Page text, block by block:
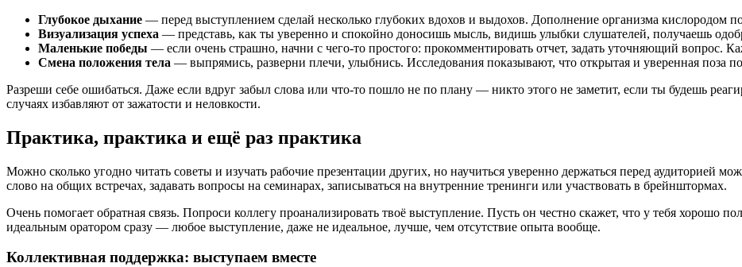
Глубокое дыхание — перед выступлением сделай несколько глубоких вдохов и выдохов. Дополнение организма кислородом
Визуализация успеха — представь, как ты уверенно и спокойно доносишь мысль, видишь улыбки слушателей, получаешь
Маленькие победы — если очень страшно, начни с чего-то простого: прокомментировать отчет, задать уточняющий вопрос.
Смена положения тела — выпрямись, разверни плечи, улыбнись. Исследования показывают, что открытая и уверенная поза
Разреши себе ошибаться. Даже если вдруг забыл слова или что-то пошло не по плану — никто этого не заметит, если ты будешь
случаях избавляют от зажатости и неловкости.
Практика, практика и ещё раз практика
Можно сколько угодно читать советы и изучать рабочие презентации других, но научиться уверенно держаться перед аудиторией
слово на общих встречах, задавать вопросы на семинарах, записываться на внутренние тренинги или участвовать в брейнштормах.
Очень помогает обратная связь. Попроси коллегу проанализировать твоё выступление. Пусть он честно скажет, что у тебя хорошо
идеальным оратором сразу — любое выступление, даже не идеальное, лучше, чем отсутствие опыта вообще.
Коллективная поддержка: выступаем вместе